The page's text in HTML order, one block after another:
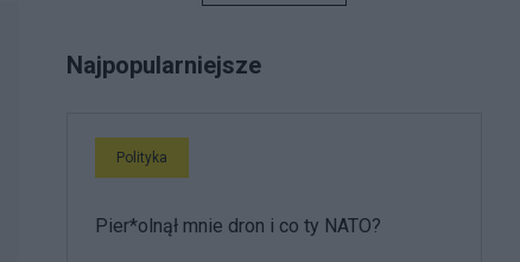
Najpopularniejsze
Polityka
Pier*olnął mnie dron i co ty NATO?